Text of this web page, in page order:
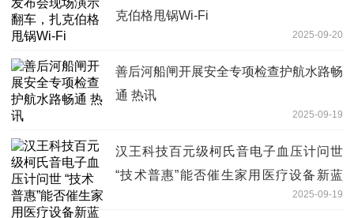
克伯格甩锅Wi-Fi
2025-09-20
善后河船闸开展安全专项检查护航水路畅
通 热讯
2025-09-19
汉王科技百元级柯氏音电子血压计问世
“技术普惠”能否催生家用医疗设备新蓝
2025-09-19